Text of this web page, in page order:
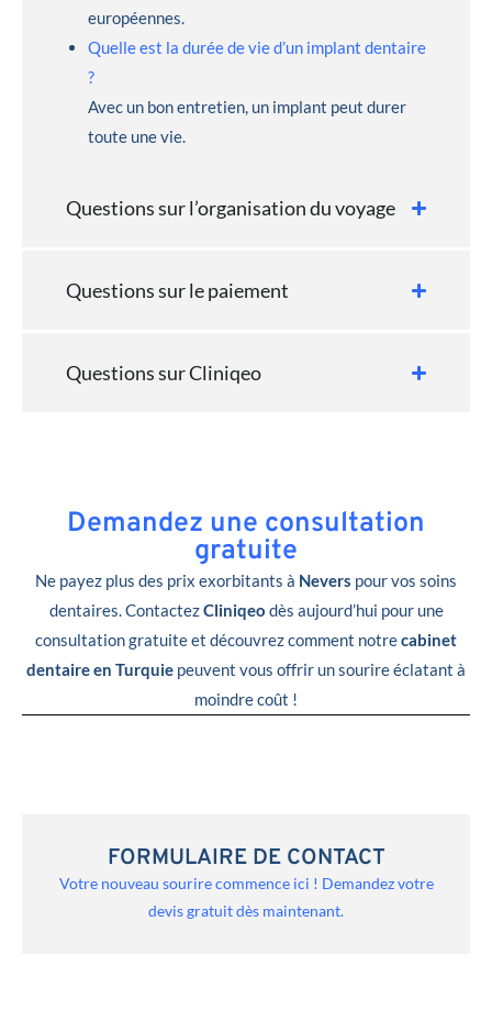
européennes.
Quelle est la durée de vie d’un implant dentaire
?
Avec un bon entretien, un implant peut durer
toute une vie.
Questions sur l’organisation du voyage
Questions sur le paiement
Questions sur Cliniqeo
Demandez une consultation
gratuite
Ne payez plus des prix exorbitants à Nevers pour vos soins
dentaires. ContactezCliniqeo dès aujourd’hui pour une
consultation gratuite et découvrez comment notrecabinet
dentaire en Turquie peuvent vous offrir un sourire éclatant à
moindre coût !
FORMULAIRE DE CONTACT
Votre nouveau sourire commence ici ! Demandez votre
devis gratuit dès maintenant.